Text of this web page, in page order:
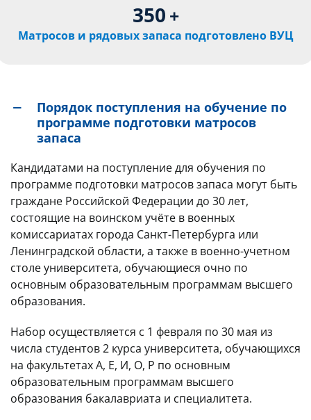
350 +
Матросов и рядовых запаса подготовлено ВУЦ
Порядок поступления на обучение по
программе подготовки матросов
запаса
Кандидатами на поступление для обучения по
программе подготовки матросов запаса могут быть
граждане Российской Федерации до 30 лет,
состоящие на воинском учёте в военных
комиссариатах города Санкт-Петербурга или
Ленинградской области, а также в военно-учетном
столе университета, обучающиеся очно по
основным образовательным программам высшего
образования.
Набор осуществляется с 1 февраля по 30 мая из
числа студентов 2 курса университета, обучающихся
на факультетах А, Е, И, О, Р по основным
образовательным программам высшего
образования бакалавриата и специалитета.